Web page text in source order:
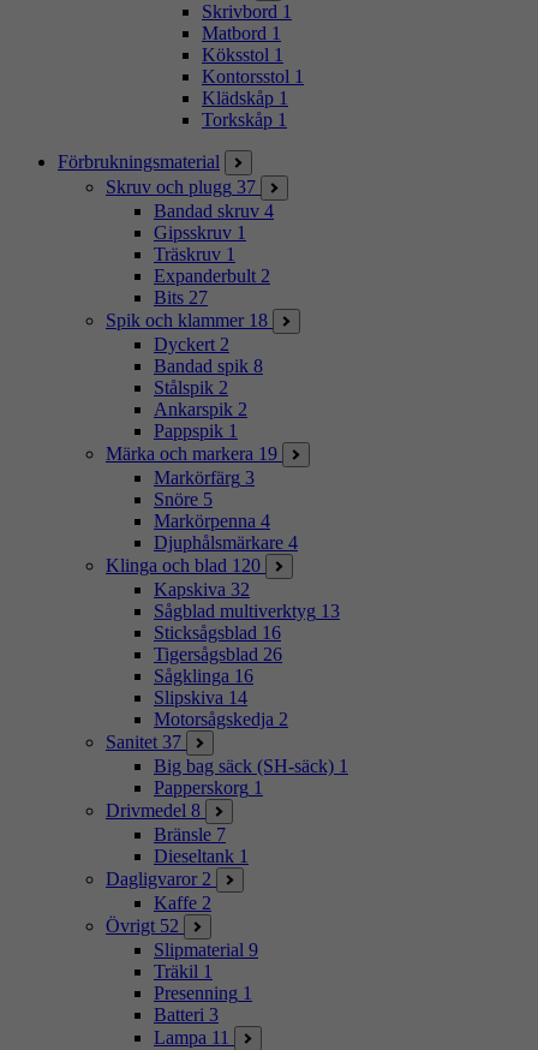
Skrivbord 1
Matbord 1
Köksstol 1
Kontorsstol 1
Klädskåp 1
Torkskåp 1
Förbrukningsmaterial
Skruv och plugg 37
Bandad skruv 4
Gipsskruv 1
Träskruv 1
Expanderbult 2
Bits 27
Spik och klammer 18
Dyckert 2
Bandad spik 8
Stålspik 2
Ankarspik 2
Pappspik 1
Märka och markera 19
Markörfärg 3
Snöre 5
Markörpenna 4
Djuphålsmärkare 4
Klinga och blad 120
Kapskiva 32
Sågblad multiverktyg 13
Sticksågsblad 16
Tigersågsblad 26
Sågklinga 16
Slipskiva 14
Motorsågskedja 2
Sanitet 37
Big bag säck (SH-säck) 1
Papperskorg 1
Drivmedel 8
Bränsle 7
Dieseltank 1
Dagligvaror 2
Kaffe 2
Övrigt 52
Slipmaterial 9
Träkil 1
Presenning 1
Batteri 3
Lampa 11